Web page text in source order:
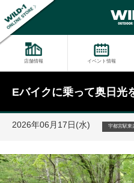
店舗情報 イベント情報
Eバイクに乗って奥日光
2026年06月17日(水) 宇都宮駅東